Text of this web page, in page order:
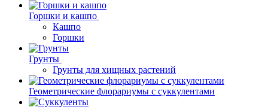
Горшки и кашпо
Кашпо
Горшки
Грунты
Грунты для хищных растений
Геометрические флорариумы с суккулентами